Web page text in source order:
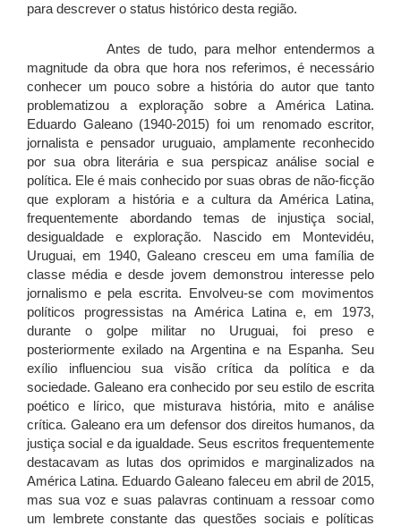
para descrever o status histórico desta região.
Antes de tudo, para melhor entendermos a
magnitude da obra que hora nos referimos, é necessário
conhecer um pouco sobre a história do autor que tanto
problematizou a exploração sobre a América Latina.
Eduardo Galeano (1940-2015) foi um renomado escritor,
jornalista e pensador uruguaio, amplamente reconhecido
por sua obra literária e sua perspicaz análise social e
política. Ele é mais conhecido por suas obras de não-ficção
que exploram a história e a cultura da América Latina,
frequentemente abordando temas de injustiça social,
desigualdade e exploração. Nascido em Montevidéu,
Uruguai, em 1940, Galeano cresceu em uma família de
classe média e desde jovem demonstrou interesse pelo
jornalismo e pela escrita. Envolveu-se com movimentos
políticos progressistas na América Latina e, em 1973,
durante o golpe militar no Uruguai, foi preso e
posteriormente exilado na Argentina e na Espanha. Seu
exílio influenciou sua visão crítica da política e da
sociedade. Galeano era conhecido por seu estilo de escrita
poético e lírico, que misturava história, mito e análise
crítica. Galeano era um defensor dos direitos humanos, da
justiça social e da igualdade. Seus escritos frequentemente
destacavam as lutas dos oprimidos e marginalizados na
América Latina. Eduardo Galeano faleceu em abril de 2015,
mas sua voz e suas palavras continuam a ressoar como
um lembrete constante das questões sociais e políticas